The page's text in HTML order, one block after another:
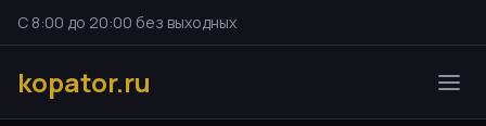
С 8:00 до 20:00 без выходных
kopator.ru